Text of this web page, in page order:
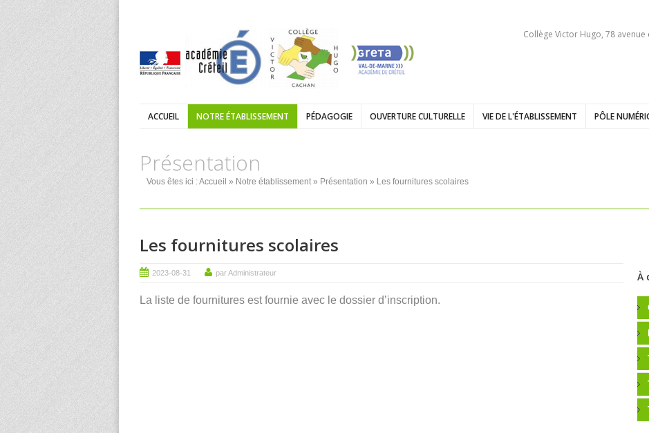
Collège Victor Hugo, 78
ACCUEIL NOTRE ÉTABLISSEMENT PÉDAGOGIE OUVERTURE CULTURELLE VIE DE L'ÉTABLISSEMENT PÔLE
Présentation
Vous êtes ici :Accueil » Notre établissement» Présentation » Les fournitures scolaires
Les fournitures scolaires
2023-08-31 par Administrateur
La liste de fournitures est fournie avec le dossier d’inscription.
À